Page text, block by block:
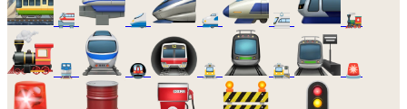
🚝 🚄 🚅 🚈 🚂
🚆 🚇 🚊 🚉 🚨